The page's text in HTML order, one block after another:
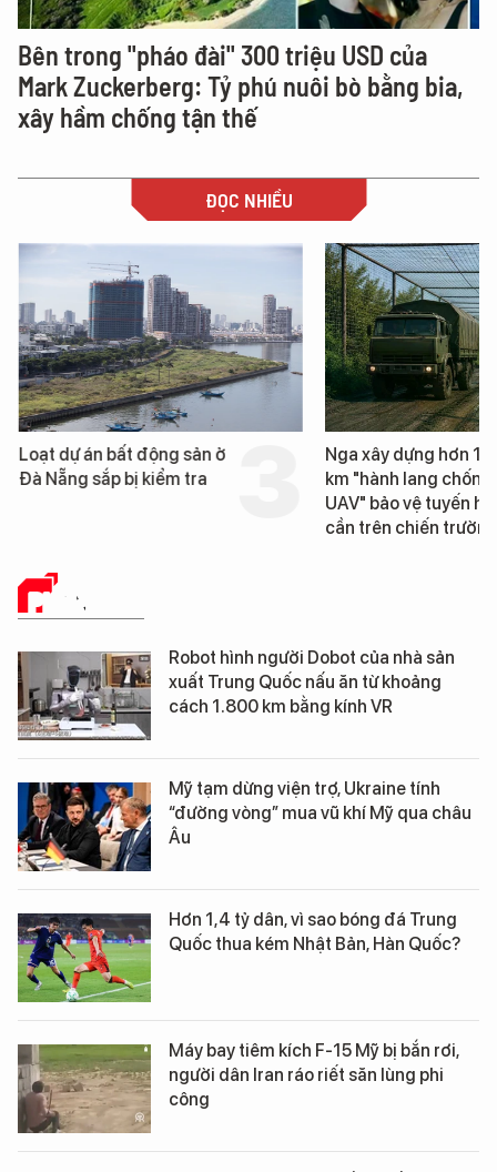
Bên trong "pháo đài" 300 triệu USD của
Mark Zuckerberg: Tỷ phú nuôi bò bằng bia,
xây hầm chống tận thế
ĐỌC NHIỀU
Loạt dự án bất động sản ở
Đà Nẵng sắp bị kiểm tra
Nga xây dựng hơn
km "hành lang chống
UAV" bảo vệ tuyến
cần trên chiến trường
PHÂN TÍCH
Robot hình người Dobot của nhà sản
xuất Trung Quốc nấu ăn từ khoảng
cách 1.800 km bằng kính VR
Mỹ tạm dừng viện trợ, Ukraine tính
“đường vòng” mua vũ khí Mỹ qua châu
Âu
Hơn 1,4 tỷ dân, vì sao bóng đá Trung
Quốc thua kém Nhật Bản, Hàn Quốc?
Máy bay tiêm kích F-15 Mỹ bị bắn rơi,
người dân Iran ráo riết săn lùng phi
công